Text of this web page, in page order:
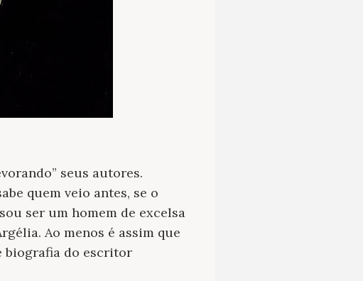
seus autores.
quem veio antes, se o
ser um homem de excelsa
Ao menos é assim que
biografia do escritor